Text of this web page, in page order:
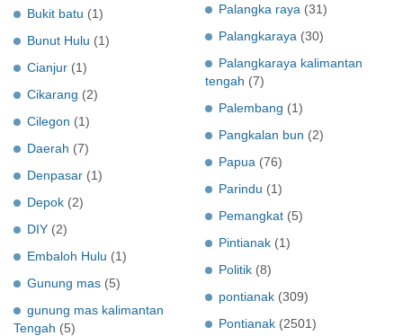
Bukit batu (1)
Bunut Hulu (1)
Cianjur (1)
Cikarang (2)
Cilegon (1)
Daerah (7)
Denpasar (1)
Depok (2)
DIY (2)
Embaloh Hulu (1)
Gunung mas (5)
gunung mas kalimantan
Tengah (5)
Palangka raya (31)
Palangkaraya (30)
Palangkaraya kalimantan
tengah (7)
Palembang (1)
Pangkalan bun (2)
Papua (76)
Parindu (1)
Pemangkat (5)
Pintianak (1)
Politik (8)
pontianak (309)
Pontianak (2501)